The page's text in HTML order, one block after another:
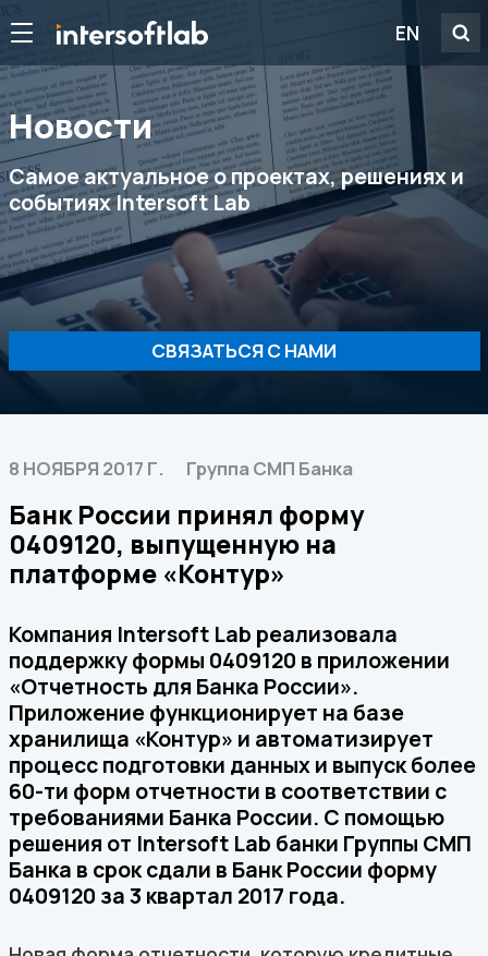
EN
Новости
Самое актуальное о проектах, решениях и
событиях Intersoft Lab
СВЯЗАТЬСЯ С НАМИ
8 НОЯБРЯ 2017 Г. Группа СМП Банка
Банк России принял форму
0409120, выпущенную на
платформе «Контур»
Компания Intersoft Lab реализовала
поддержку формы 0409120 в приложении
«Отчетность для Банка России».
Приложение функционирует на базе
хранилища «Контур» и автоматизирует
процесс подготовки данных и выпуск более
60-ти форм отчетности в соответствии с
требованиями Банка России. С помощью
решения от Intersoft Lab банки Группы СМП
Банка в срок сдали в Банк России форму
0409120 за 3 квартал 2017 года.